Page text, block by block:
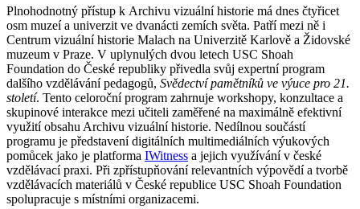
Plnohodnotný přístup k Archivu vizuální historie má dnes čtyřicet
osm muzeí a univerzit ve dvanácti zemích světa. Patří mezi ně i
Centrum vizuální historie Malach na Univerzitě Karlově a Židovské
muzeum v Praze. V uplynulých dvou letech USC Shoah
Foundation do České republiky přivedla svůj expertní program
dalšího vzdělávání pedagogů, Svědectví pamětníků ve výuce pro 21.
století. Tento celoroční program zahrnuje workshopy, konzultace a
skupinové interakce mezi učiteli zaměřené na maximálně efektivní
využití obsahu Archivu vizuální historie. Nedílnou součástí
programu je představení digitálních multimediálních výukových
pomůcek jako je platforma IWitness a jejich využívání v české
vzdělávací praxi. Při zpřístupňování relevantních výpovědí a tvorbě
vzdělávacích materiálů v České republice USC Shoah Foundation
spolupracuje s místními organizacemi.